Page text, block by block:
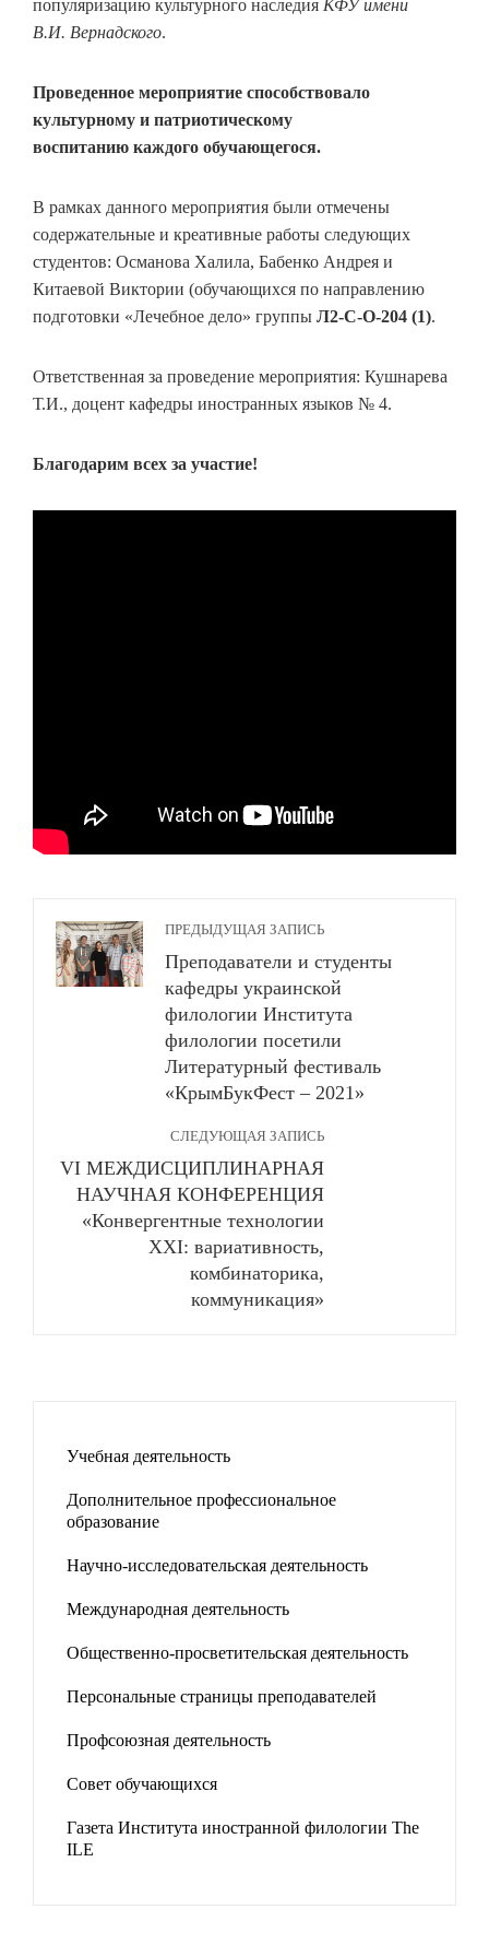
популяризацию культурного наследия КФУ имени
В.И. Вернадского.
Проведенное мероприятие способствовало
культурному и патриотическому
воспитанию каждого обучающегося.
В рамках данного мероприятия были отмечены
содержательные и креативные работы следующих
студентов: Османова Халила, Бабенко Андрея и
Китаевой Виктории (обучающихся по направлению
подготовки «Лечебное дело» группы Л2-С-О-204 (1).
Ответственная за проведение мероприятия: Кушнарева
Т.И., доцент кафедры иностранных языков № 4.
Благодарим всех за участие!
ПРЕДЫДУЩАЯ ЗАПИСЬ
Преподаватели и студенты
кафедры украинской
филологии Института
филологии посетили
Литературный фестиваль
«КрымБукФест – 2021»
СЛЕДУЮЩАЯ ЗАПИСЬ
VI МЕЖДИСЦИПЛИНАРНАЯ
НАУЧНАЯ КОНФЕРЕНЦИЯ
«Конвергентные технологии
ХХI: вариативность,
комбинаторика,
коммуникация»
Учебная деятельность
Дополнительное профессиональное
образование
Научно-исследовательская деятельность
Международная деятельность
Общественно-просветительская деятельность
Персональные страницы преподавателей
Профсоюзная деятельность
Совет обучающихся
Газета Института иностранной филологии The
ILE